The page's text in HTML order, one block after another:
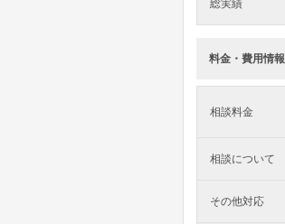
総実績
料金・費用情報
相談料金
相談について
その他対応